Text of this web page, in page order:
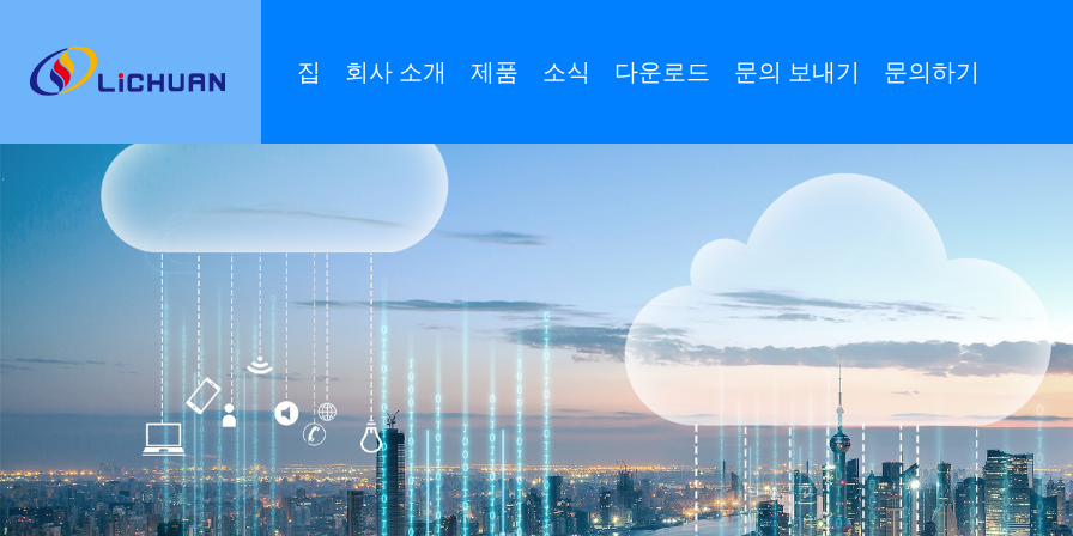
집 회사 소개 제품 소식 다운로드 문의 보내기 문의하기